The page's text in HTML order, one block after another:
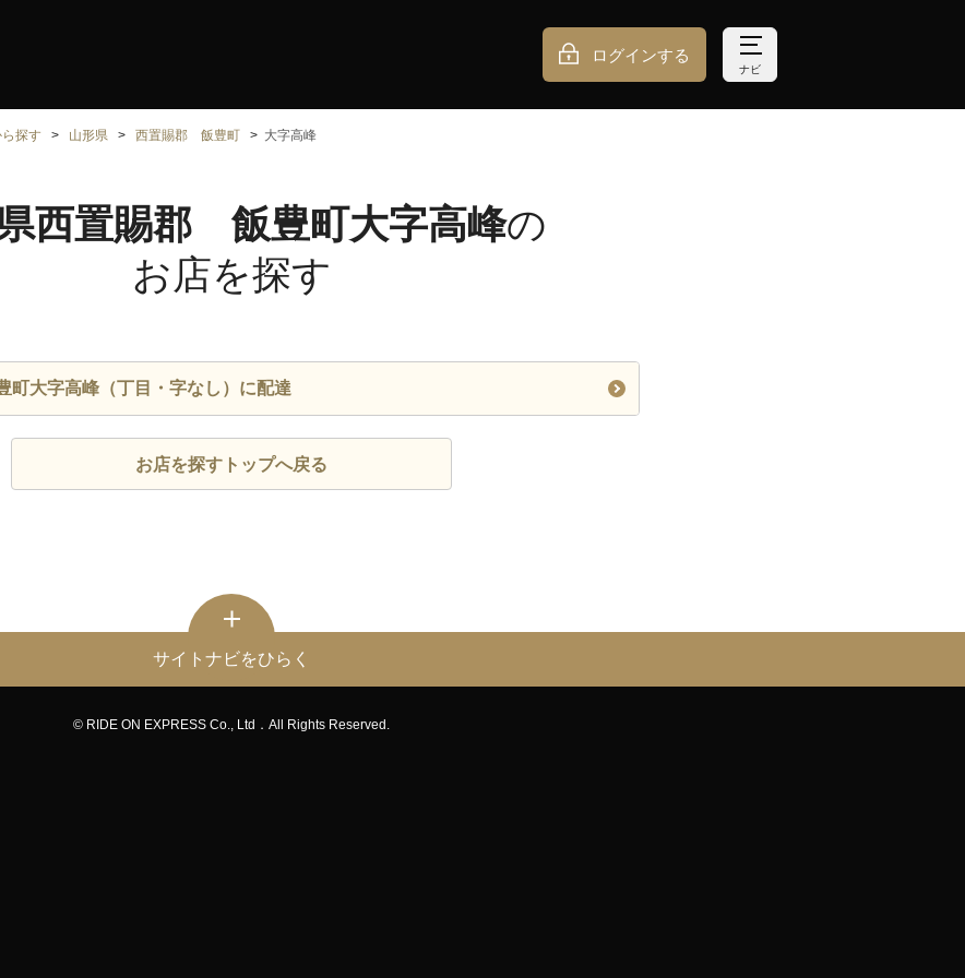
ログインする
ナビ
探す 山形県 西置賜郡 飯豊町 大字高峰
西置賜郡 飯豊町大字高峰の
お店を探す
大字高峰（丁目・字なし）に配達
お店を探すトップへ戻る
サイトナビをひらく
© RIDE ON EXPRESS Co., Ltd．All Rights Reserved.